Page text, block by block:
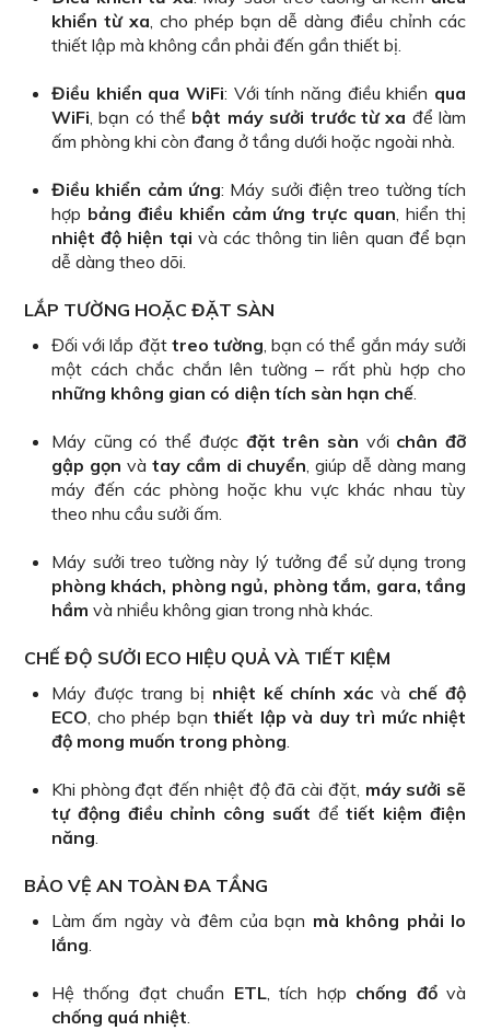
khiển từ xa , cho phép bạn dễ dàng điều chỉnh các
thiết lập mà không cần phải đến gần thiết bị.
Điều khiển qua WiFi: Với tính năng điều khiển qua
WiFi , bạn có thể bật máy sưởi trước từ xa để làm
ấm phòng khi còn đang ở tầng dưới hoặc ngoài nhà.
Điều khiển cảm ứng: Máy sưởi điện treo tường tích
hợp bảng điều khiển cảm ứng trực quan , hiển thị
nhiệt độ hiện tại và các thông tin liên quan để bạn
dễ dàng theo dõi.
LẮP TƯỜNG HOẶC ĐẶT SÀN
Đối với lắp đặt treo tường , bạn có thể gắn máy sưởi
một cách chắc chắn lên tường – rất phù hợp cho
những không gian có diện tích sàn hạn chế
Máy cũng có thể được đặt trên sàn với chân đỡ
gập gọn và tay cầm di chuyển , giúp dễ dàng mang
máy đến các phòng hoặc khu vực khác nhau tùy
theo nhu cầu sưởi ấm.
Máy sưởi treo tường này lý tưởng để sử dụng trong
phòng khách, phòng ngủ, phòng tắm, gara, tầng
hầm và nhiều không gian trong nhà khác.
CHẾ ĐỘ SƯỞI ECO HIỆU QUẢ VÀ TIẾT KIỆM
Máy được trang bị nhiệt kế chính xác và chế độ
ECO , cho phép bạn thiết lập và duy trì mức nhiệt
độ mong muốn trong phòng
Khi phòng đạt đến nhiệt độ đã cài đặt, máy sưởi sẽ
tự động điều chỉnh công suất đểtiết kiệm điện
năng
BẢO VỆ AN TOÀN ĐA TẦNG
Làm ấm ngày và đêm của bạn mà không phải lo
lắng
Hệ thống đạt chuẩn ETL, tích hợp chống đổvà
chống quá nhiệt